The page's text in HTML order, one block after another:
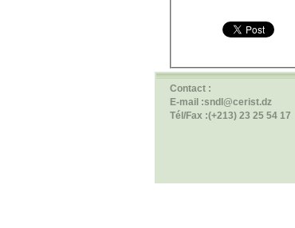
Contact :
E-mail :sndl@cerist.dz
Tél/Fax :(+213) 23 25 54 17